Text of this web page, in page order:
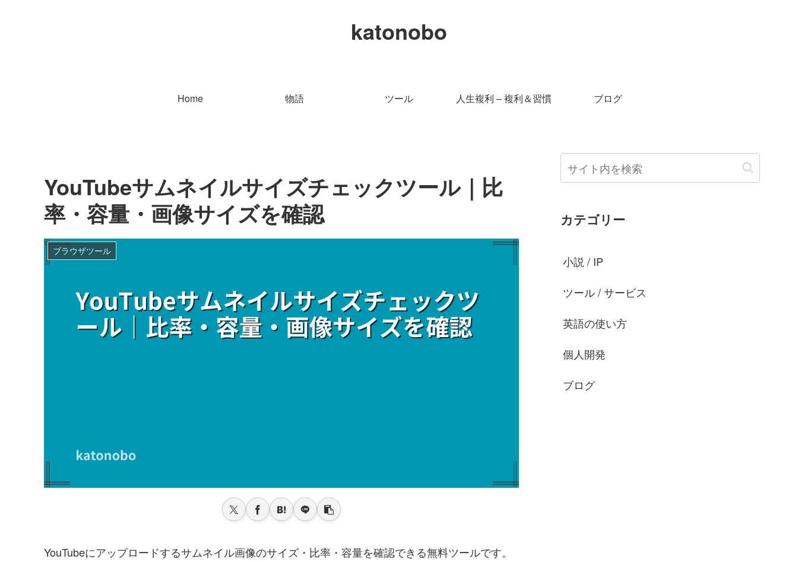
katonobo
Home 物語 ツール 人生複利 – 複利＆習慣 ブログ
YouTubeサムネイルサイズチェックツール｜比
率・容量・画像サイズを確認
ブラウザツール
YouTubeにアップロードするサムネイル画像のサイズ・比率・容量を確認できる無料ツールです。
カテゴリー
小説 / IP
ツール / サービス
英語の使い方
個人開発
ブログ